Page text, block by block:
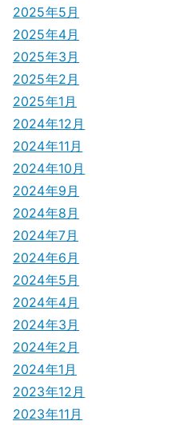
2025年5月
2025年4月
2025年3月
2025年2月
2025年1月
2024年12月
2024年11月
2024年10月
2024年9月
2024年8月
2024年7月
2024年6月
2024年5月
2024年4月
2024年3月
2024年2月
2024年1月
2023年12月
2023年11月